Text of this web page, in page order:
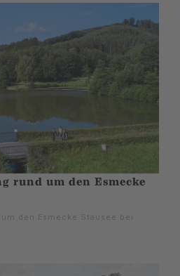
rund um den Esmecke
den Esmecke Stausee bei